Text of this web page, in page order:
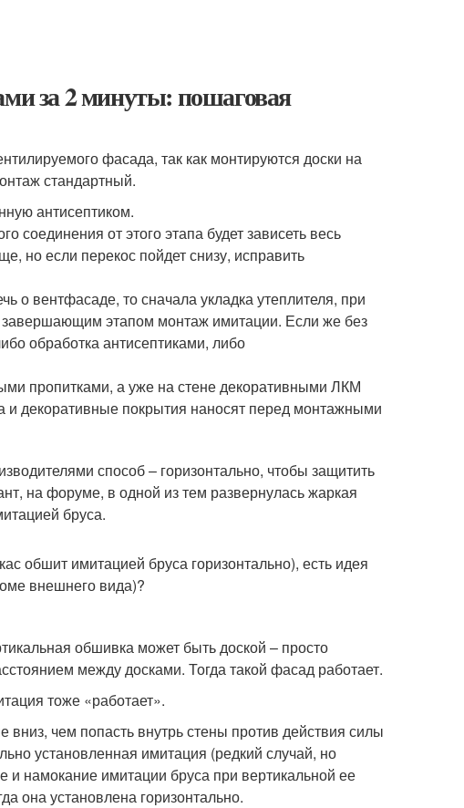
за 2 минуты: пошаговая
фасада, так как монтируются доски на
стандартный.
антисептиком.
соединения от этого этапа будет зависеть весь
но если перекос пойдет снизу, исправить
о вентфасаде, то сначала укладка утеплителя, при
этапом монтаж имитации. Если же без
обработка антисептиками, либо
пропитками, а уже на стене декоративными ЛКМ
декоративные покрытия наносят перед монтажными
способ – горизонтально, чтобы защитить
на форуме, в одной из тем развернулась жаркая
бруса.
обшит имитацией бруса горизонтально), есть идея
внешнего вида)?
обшивка может быть доской – просто
между досками. Тогда такой фасад работает.
тоже «работает».
вниз, чем попасть внутрь стены против действия силы
установленная имитация (редкий случай, но
намокание имитации бруса при вертикальной ее
она установлена горизонтально.